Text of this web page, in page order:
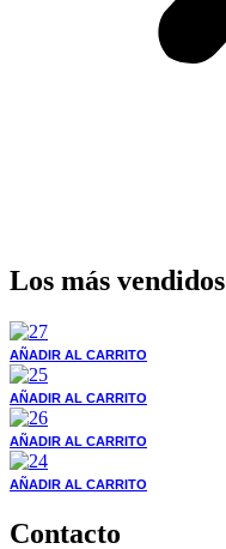
Los más vendidos
AÑADIR AL CARRITO
AÑADIR AL CARRITO
AÑADIR AL CARRITO
AÑADIR AL CARRITO
Contacto